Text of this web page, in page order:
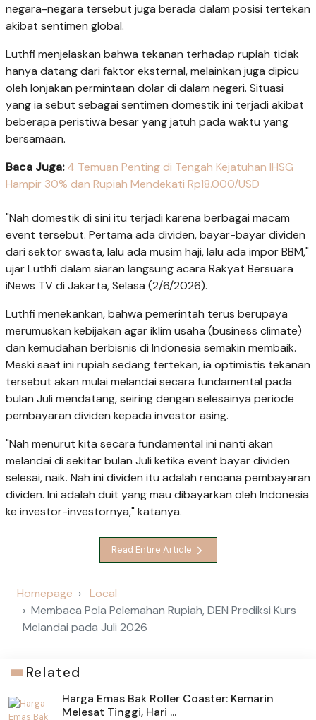
negara-negara tersebut juga berada dalam posisi tertekan
akibat sentimen global.
Luthfi menjelaskan bahwa tekanan terhadap rupiah tidak
hanya datang dari faktor eksternal, melainkan juga dipicu
oleh lonjakan permintaan dolar di dalam negeri. Situasi
yang ia sebut sebagai sentimen domestik ini terjadi akibat
beberapa peristiwa besar yang jatuh pada waktu yang
bersamaan.
Baca Juga: 4 Temuan Penting di Tengah Kejatuhan IHSG
Hampir 30% dan Rupiah Mendekati Rp18.000/USD
"Nah domestik di sini itu terjadi karena berbagai macam
event tersebut. Pertama ada dividen, bayar-bayar dividen
dari sektor swasta, lalu ada musim haji, lalu ada impor BBM,"
ujar Luthfi dalam siaran langsung acara Rakyat Bersuara
iNews TV di Jakarta, Selasa (2/6/2026).
Luthfi menekankan, bahwa pemerintah terus berupaya
merumuskan kebijakan agar iklim usaha (business climate)
dan kemudahan berbisnis di Indonesia semakin membaik.
Meski saat ini rupiah sedang tertekan, ia optimistis tekanan
tersebut akan mulai melandai secara fundamental pada
bulan Juli mendatang, seiring dengan selesainya periode
pembayaran dividen kepada investor asing.
"Nah menurut kita secara fundamental ini nanti akan
melandai di sekitar bulan Juli ketika event bayar dividen
selesai, naik. Nah ini dividen itu adalah rencana pembayaran
dividen. Ini adalah duit yang mau dibayarkan oleh Indonesia
ke investor-investornya," katanya.
Read Entire Article
Homepage
Local
Membaca Pola Pelemahan Rupiah, DEN Prediksi Kurs
Melandai pada Juli 2026
Related
Harga Emas Bak Roller Coaster: Kemarin
Melesat Tinggi, Hari ...